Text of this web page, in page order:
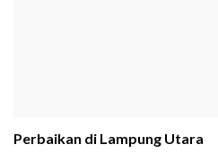
Perbaikan di Lampung Utara